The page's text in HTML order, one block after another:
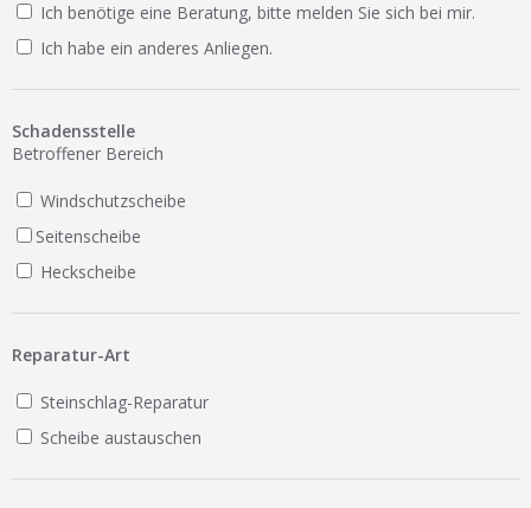
Lexikon
Ist Ihre Werkstatt schon dabei?
Ich benötige eine Beratung, bitte melden Sie sich bei mir.
Ich habe ein anderes Anliegen.
Schadensstelle
Betroffener Bereich
Windschutzscheibe
Seitenscheibe
Heckscheibe
Reparatur-Art
Steinschlag-Reparatur
Scheibe austauschen